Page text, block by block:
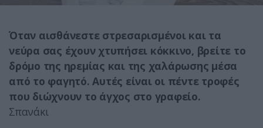
Όταν αισθάνεστε στρεσαρισμένοι και τα
νεύρα σας έχουν χτυπήσει κόκκινο, βρείτε το
δρόμο της ηρεμίας και της χαλάρωσης μέσα
από το φαγητό. Αυτές είναι οι πέντε τροφές
που διώχνουν το άγχος στο γραφείο.
Σπανάκι